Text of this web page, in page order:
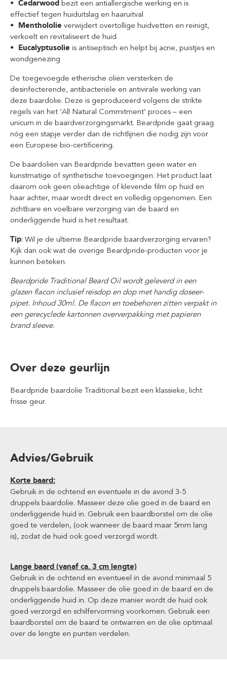
• Cedarwood bezit een antiallergische werking en is
effectief tegen huiduitslag en haaruitval
• Menthololie verwijdert overtollige huidvetten en reinigt,
verkoelt en revitaliseert de huid
• Eucalyptusolie is antiseptisch en helpt bij acne, puistjes en
wondgenezing
De toegevoegde etherische oliën versterken de
desinfecterende, antibacteriële en antivirale werking van
deze baardolie. Deze is geproduceerd volgens de strikte
regels van het ‘All Natural Commitment’ proces – een
unicum in de baardverzorgingsmarkt. Beardpride gaat graag
nóg een stapje verder dan de richtlijnen die nodig zijn voor
een Europese bio-certificering.
De baardoliën van Beardpride bevatten geen water en
kunstmatige of synthetische toevoegingen. Het product laat
daarom ook geen olieachtige of klevende film op huid en
haar achter, maar wordt direct en volledig opgenomen. Een
zichtbare en voelbare verzorging van de baard en
onderliggende huid is het resultaat.
Tip: Wil je de ultieme Beardpride baardverzorging ervaren?
Kijk dan ook wat de overige Beardpride-producten voor je
kunnen beteken.
Beardpride Traditional Beard Oil wordt geleverd in een
glazen flacon inclusief reisdop en dop met handig doseer-
pipet. Inhoud 30ml. De flacon en toebehoren zitten verpakt in
een gerecyclede kartonnen oververpakking met papieren
brand sleeve.
Over deze geurlijn
Beardpride baardolie Traditional bezit een klassieke, licht
frisse geur.
Advies/Gebruik
Korte baard:
Gebruik in de ochtend en eventuele in de avond 3-5
druppels baardolie. Masseer deze olie goed in de baard en
onderliggende huid in. Gebruik een baardborstel om de olie
goed te verdelen, (ook wanneer de baard maar 5mm lang
is), zodat de huid ook goed verzorgd wordt.
Lange baard (vanaf ca. 3 cm lengte)
Gebruik in de ochtend en eventueel in de avond minimaal 5
druppels baardolie. Masseer de olie goed in de baard en de
onderliggende huid in. Op deze manier wordt de huid ook
goed verzorgd en schilfervorming voorkomen. Gebruik een
baardborstel om de baard te ontwarren en de olie optimaal
over de lengte en punten verdelen.